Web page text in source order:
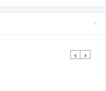
+
Previous
Next